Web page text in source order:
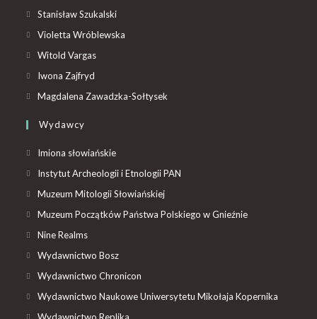
Stanisław Szukalski
Violetta Wróblewska
Witold Vargas
Iwona Zajfryd
Magdalena Zawadzka-Sołtysek
Wydawcy
Imiona słowiańskie
Instytut Archeologii i Etnologii PAN
Muzeum Mitologii Słowiańskiej
Muzeum Początków Państwa Polskiego w Gnieźnie
Nine Realms
Wydawnictwo Bosz
Wydawnictwo Chronicon
Wydawnictwo Naukowe Uniwersytetu Mikołaja Kopernika